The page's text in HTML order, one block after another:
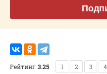
Рейтинг:3.25 1 2 3 4